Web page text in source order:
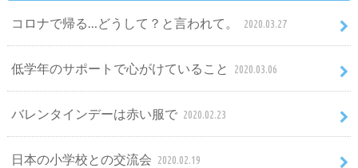
コロナで帰る…どうして？と言われて。 2020.03.27
低学年のサポートで心がけていること 2020.03.06
バレンタインデーは赤い服で 2020.02.23
日本の小学校との交流会 2020.02.19